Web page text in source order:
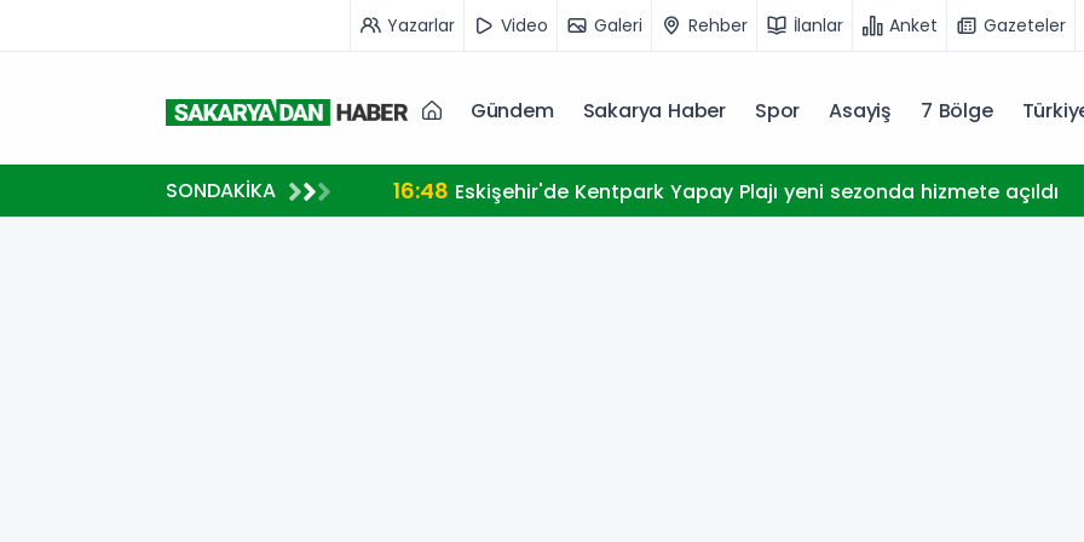
Yazarlar Video Galeri Rehber İlanlar Anket Gazeteler
Gündem Sakarya Haber Spor Asayiş 7 Bölge
SONDAKİKA 16:48 Eskişehir'de Kentpark Yapay Plajı yeni sezonda hizmete açıldı